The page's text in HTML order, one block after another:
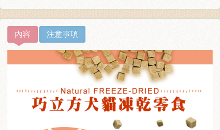
內容 注意事項